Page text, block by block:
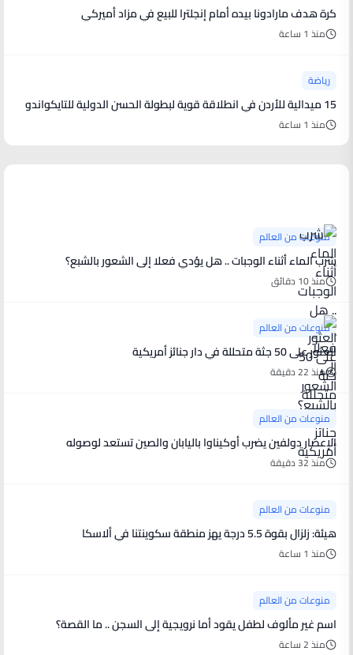
كرة هدف مارادونا بيده أمام إنجلترا للبيع في مزاد أميركي
منذ 1 ساعة
رياضة
15 ميدالية للأردن في انطلاقة قوية لبطولة الحسن الدولية للتايكواندو
منذ 1 ساعة
منوعات من العالم
شرب الماء أثناء الوجبات .. هل يؤدي فعلا إلى الشعور بالشبع؟
منذ 10 دقائق
منوعات من العالم
العثور على 50 جثة متحللة في دار جنائز أمريكية
منذ 22 دقيقة
منوعات من العالم
الإعصار دولفين يضرب أوكيناوا باليابان والصين تستعد لوصوله
منذ 32 دقيقة
منوعات من العالم
هيئة: زلزال بقوة 5.5 درجة يهز منطقة سكوينتنا في ألاسكا
منذ 1 ساعة
منوعات من العالم
اسم غير مألوف لطفل يقود أما نرويجية إلى السجن .. ما القصة؟
منذ 2 ساعة